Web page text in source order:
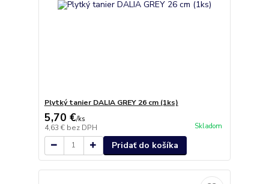
Plytký tanier DALIA GREY 26 cm (1ks)
5,70 €/ks
4,63 € bez DPH Skladom
Pridať do košíka